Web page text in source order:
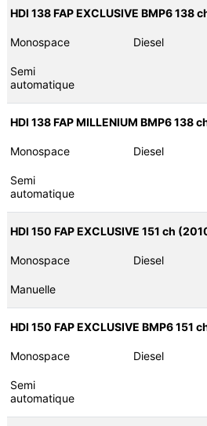
HDI 138 FAP EXCLUSIVE BMP6 138
Monospace Diesel
Semi
automatique
HDI 138 FAP MILLENIUM BMP6 138
Monospace Diesel
Semi
automatique
HDI 150 FAP EXCLUSIVE 151 ch
Monospace Diesel
Manuelle
HDI 150 FAP EXCLUSIVE BMP6 151
Monospace Diesel
Semi
automatique